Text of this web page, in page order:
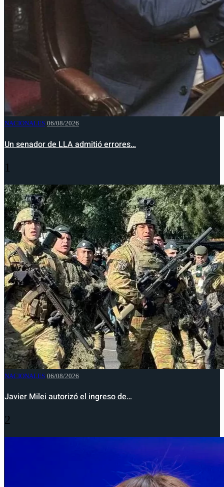
NACIONALES 06/08/2026
Un senador de LLA admitió errores…
1
NACIONALES 06/08/2026
Javier Milei autorizó el ingreso de…
2